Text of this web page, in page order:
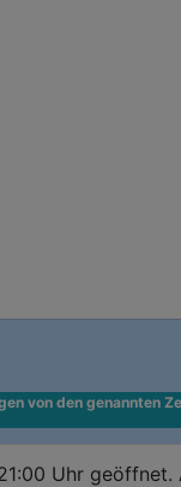
von den genannten
Uhr